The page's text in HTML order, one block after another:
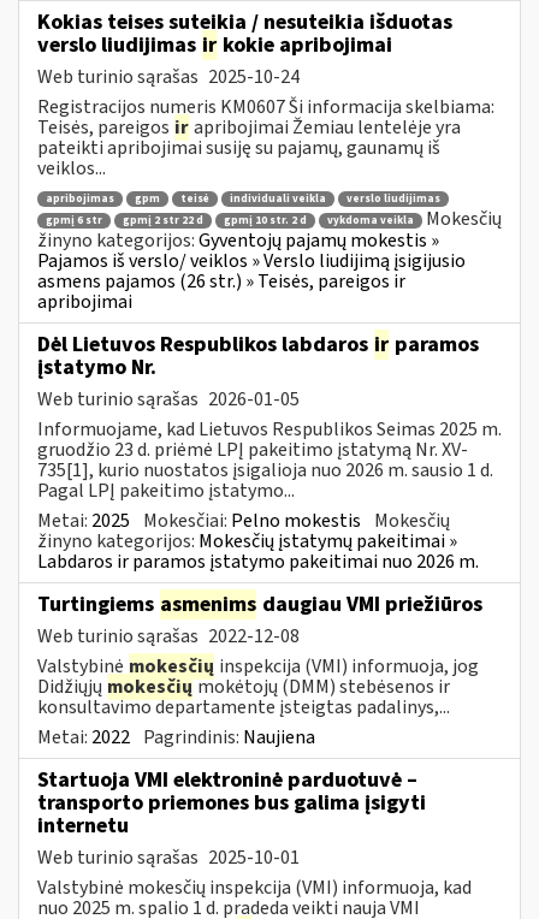
Kokias teises suteikia / nesuteikia išduotas
verslo liudijimas ir kokie apribojimai
Web turinio sąrašas 2025-10-24
Registracijos numeris KM0607 Ši informacija skelbiama:
Teisės, pareigos irapribojimai Žemiau lentelėje yra
pateikti apribojimai susiję su pajamų, gaunamų iš
veiklos...
apribojimas gpm teisė individuali veikla
verslo liudijimas
gpmį 6 str
gpmį 2 str 22 d gpmį 10 str. 2 d vykdoma veikla
Mokesčių
žinyno kategorijos:Gyventojų pajamų mokestis »
Pajamos iš verslo/ veiklos » Verslo liudijimą įsigijusio
asmens pajamos (26 str.) » Teisės, pareigos ir
apribojimai
Dėl Lietuvos Respublikos labdaros ir paramos
įstatymo Nr.
Web turinio sąrašas 2026-01-05
Informuojame, kad Lietuvos Respublikos Seimas 2025 m.
gruodžio 23 d. priėmė LPĮ pakeitimo įstatymą Nr. XV-
735[1], kurio nuostatos įsigalioja nuo 2026 m. sausio 1 d.
Pagal LPĮ pakeitimo įstatymo...
Metai: 2025 Mokesčiai: Pelno mokestis Mokesčių
žinyno kategorijos: Mokesčių įstatymų pakeitimai »
Labdaros ir paramos įstatymo pakeitimai nuo 2026 m.
Turtingiems asmenims daugiau VMI priežiūros
Web turinio sąrašas 2022-12-08
Valstybinė mokesčių inspekcija (VMI) informuoja, jog
Didžiųjų mokesčiųmokėtojų (DMM) stebėsenos ir
konsultavimo departamente įsteigtas padalinys,...
Metai: 2022 Pagrindinis: Naujiena
Startuoja VMI elektroninė parduotuvė –
transporto priemones bus galima įsigyti
internetu
Web turinio sąrašas 2025-10-01
Valstybinė mokesčių inspekcija (VMI) informuoja, kad
nuo 2025 m. spalio 1 d. pradeda veikti nauja VMI